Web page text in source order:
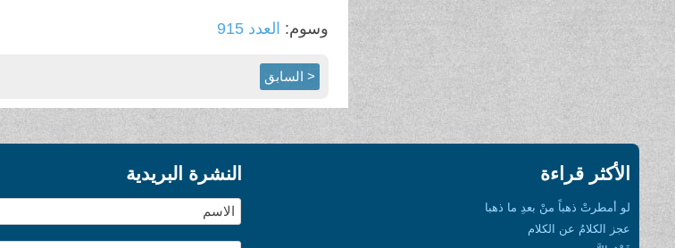
وسوم: العدد 915
< السابق
الأكثر قراءة
لو أمطرتْ ذهباً منْ بعدِ ما ذهبا
عجز الكلامُ عن الكلام
النشرة البريدية